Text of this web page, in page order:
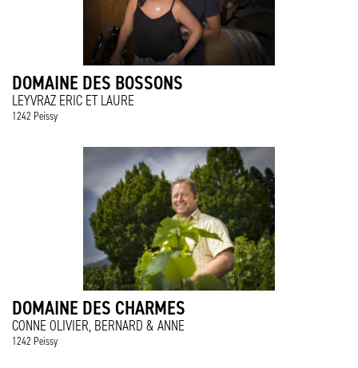
DOMAINE DES BOSSONS
LEYVRAZ ERIC ET LAURE
1242 Peissy
DOMAINE DES CHARMES
CONNE OLIVIER, BERNARD & ANNE
1242 Peissy